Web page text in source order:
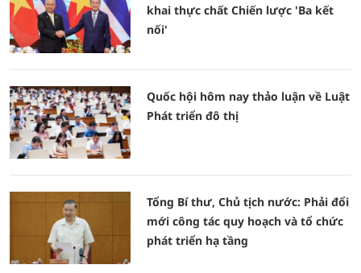
khai thực chất Chiến lược 'Ba kết
nối'
Quốc hội hôm nay thảo luận về Luật
Phát triển đô thị
Tổng Bí thư, Chủ tịch nước: Phải đổi
mới công tác quy hoạch và tổ chức
phát triển hạ tầng